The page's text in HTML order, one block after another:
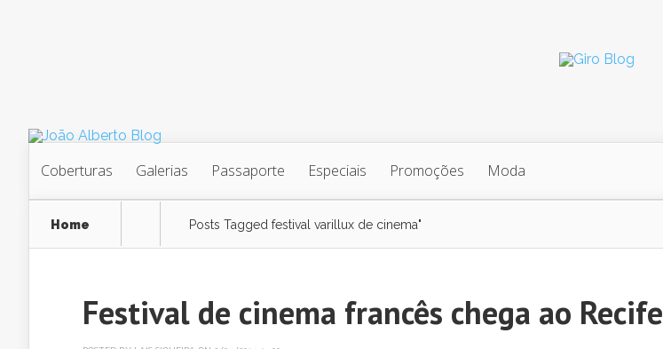
Coberturas Galerias Passaporte Especiais Promoções Moda
Home Posts Tagged festival varillux de cinema"
Festival de cinema francês chega ao Recife